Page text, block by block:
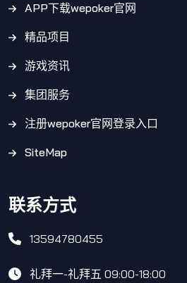
APP下载wepoker官网
精品项目
游戏资讯
集团服务
注册wepoker官网登录入口
SiteMap
联系方式
13594780455
礼拜一-礼拜五 09:00-18:00